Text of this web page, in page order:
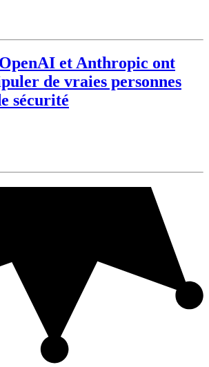
et Anthropic ont
de vraies personnes
sécurité